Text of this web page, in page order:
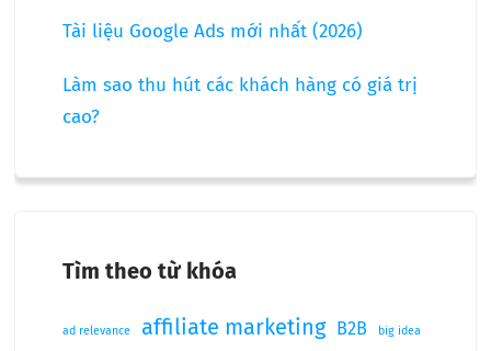
Tài liệu Google Ads mới nhất (2026)
Làm sao thu hút các khách hàng có giá trị
cao?
Tìm theo từ khóa
ad relevance affiliate marketing B2B big idea